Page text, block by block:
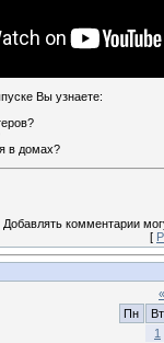
Вы узнаете:
в домах?
Добавлять комментарии
[
«
Пн
Вт
1